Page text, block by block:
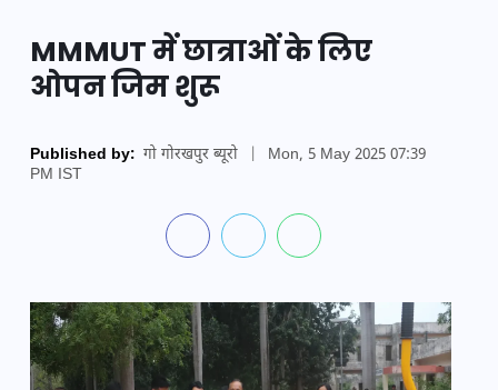
MMMUT में छात्राओं के लिए
ओपन जिम शुरू
Published by: गो गोरखपुर ब्यूरो
Mon, 5 May 2025 07:39
PM IST